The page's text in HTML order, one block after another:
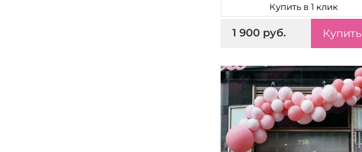
Купить в 1 клик
1 900 руб. Купить